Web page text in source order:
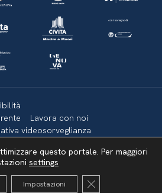
Lavora con noi
videosorveglianza
questo portale. Per maggiori
settings
Impostazioni Close GDPR